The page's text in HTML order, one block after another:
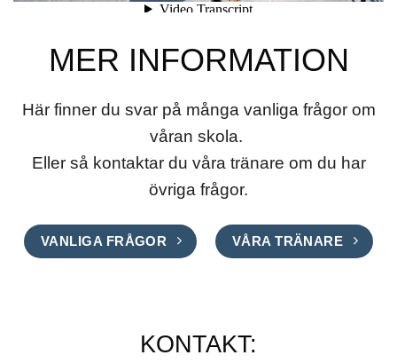
MER INFORMATION
Här finner du svar på många vanliga frågor om
våran skola.
Eller så kontaktar du våra tränare om du har
övriga frågor.
VANLIGA FRÅGOR VÅRA TRÄNARE
KONTAKT: